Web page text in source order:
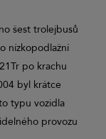
šest trolejbusů
nízkopodlažní
po krachu
byl krátce
typu vozidla
provozu